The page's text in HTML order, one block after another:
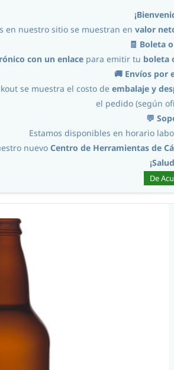
Botellas 500cc Generica Ambar Caja
en nuestro sitio se muestran en valor
🧾 Boleta
con un enlacepara emitir tu boleta
🚚 Envíos por
se muestra el costo de embalaje y
el pedido (según
💬
Estamos disponibles en horario
nuevo Centro de Herramientas de
De